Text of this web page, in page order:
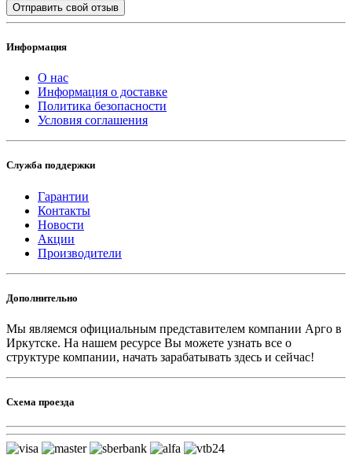
Отправить свой отзыв
Информация
О нас
Информация о доставке
Политика безопасности
Условия соглашения
Служба поддержки
Гарантии
Контакты
Новости
Акции
Производители
Дополнительно
Мы являемся официальным представителем компании Арго в
Иркутске. На нашем ресурсе Вы можете узнать все о
структуре компании, начать зарабатывать здесь и сейчас!
Схема проезда